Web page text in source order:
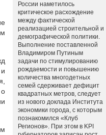
России наметилось
критическое расхождение
между фактической
реализацией строительной и
демографической политики.
Выполнение поставленной
Владимиром Путиным
задачи по стимулированию
рождаемости и повышению
количества многодетных
семей сдерживает дефицит
квадратных метров, следует
из нового доклада Института
экономики города, с которым
познакомился «Клуб
Регионов». При этом в KPI